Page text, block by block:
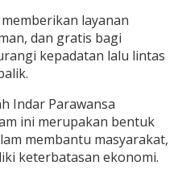
layanan
dan gratis bagi
kepadatan lalu lintas
Indar Parawansa
ini merupakan bentuk
membantu masyarakat,
keterbatasan ekonomi.